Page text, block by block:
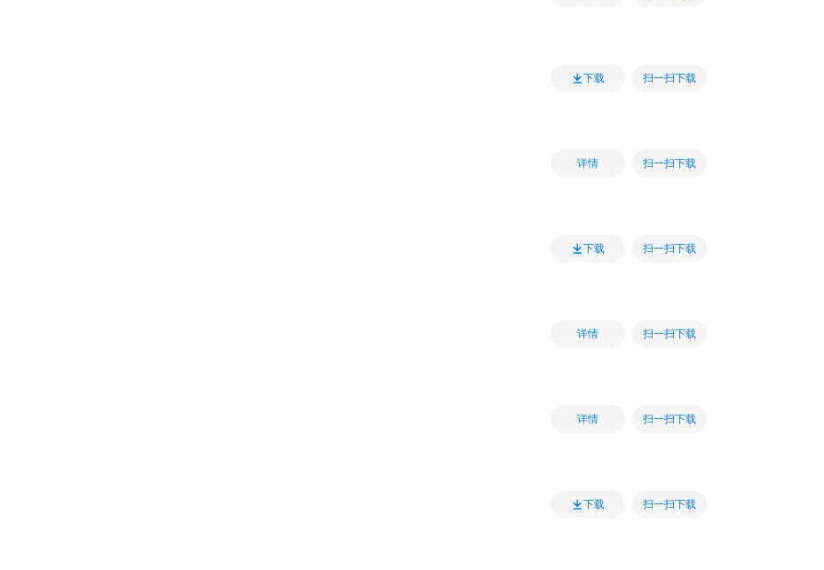
下载 扫一扫下载
详情 扫一扫下载
下载 扫一扫下载
详情 扫一扫下载
详情 扫一扫下载
下载 扫一扫下载